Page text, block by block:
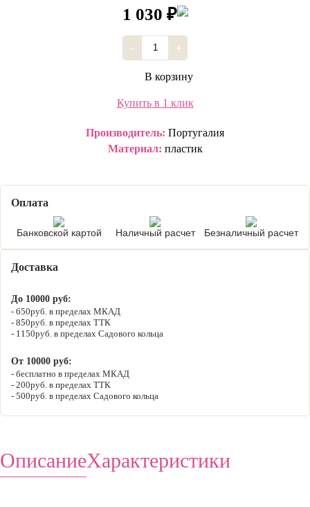
1 030 ₽
- +
В корзину
Купить в 1 клик
Производитель: Португалия
Материал: пластик
Оплата
Банковской картой Наличный расчет Безналичный расчет
Доставка
До 10000 руб:
650руб. в пределах МКАД
850руб. в пределах ТТК
1150руб. в пределах Садового кольца
От 10000 руб:
бесплатно в пределах МКАД
200руб. в пределах ТТК
500руб. в пределах Садового кольца
ОписаниеХарактеристики